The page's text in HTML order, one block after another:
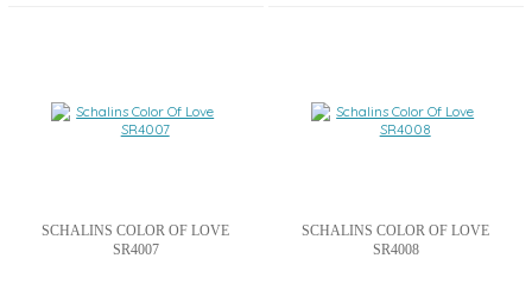
SCHALINS COLOR OF LOVE
SR4007
SCHALINS COLOR OF LOVE
SR4008